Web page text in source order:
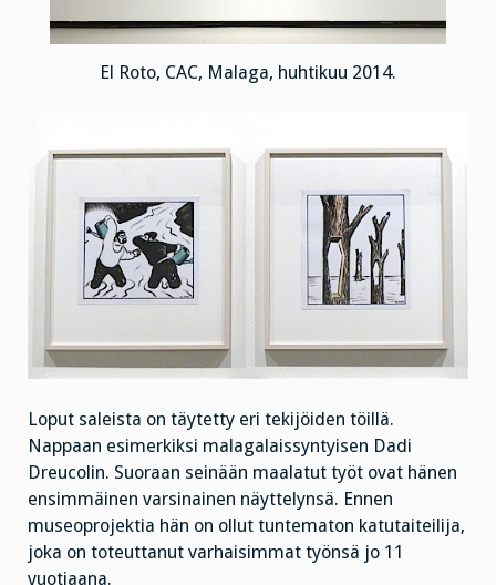
El Roto, CAC, Malaga, huhtikuu 2014.
Loput saleista on täytetty eri tekijöiden töillä.
Nappaan esimerkiksi malagalaissyntyisen Dadi
Dreucolin. Suoraan seinään maalatut työt ovat hänen
ensimmäinen varsinainen näyttelynsä. Ennen
museoprojektia hän on ollut tuntematon katutaiteilija,
joka on toteuttanut varhaisimmat työnsä jo 11
vuotiaana.